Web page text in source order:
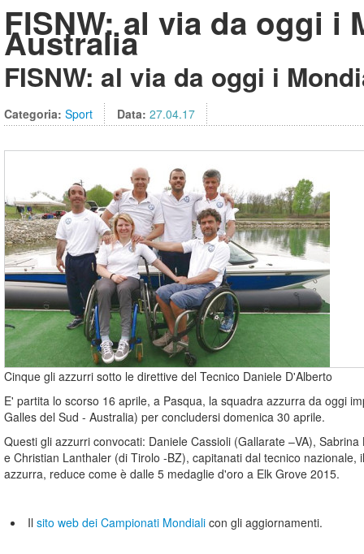
FISNW: al via da oggi
Australia
FISNW: al via da oggi i
Categoria: Sport Data: 27.04.17
Cinque gli azzurri sotto le direttive del Tecnico Daniele D'Alberto
E' partita lo scorso 16 aprile, a Pasqua, la squadra azzurra da oggi
Galles del Sud - Australia) per concludersi domenica 30 aprile.
Questi gli azzurri convocati: Daniele Cassioli (Gallarate –VA),
e Christian Lanthaler (di Tirolo -BZ), capitanati dal tecnico
azzurra, reduce come è dalle 5 medaglie d'oro a Elk Grove 2015.
Il sito web dei Campionati Mondiali con gli aggiornamenti.